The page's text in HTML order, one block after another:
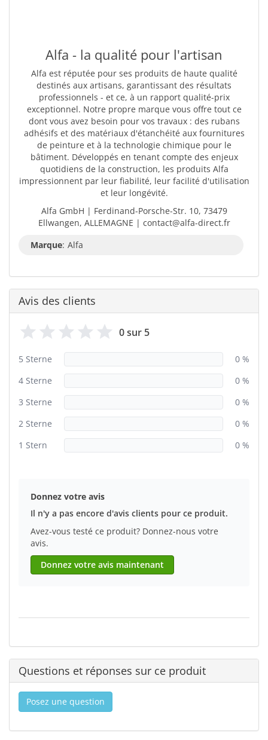
Alfa - la qualité pour l'artisan
Alfa est réputée pour ses produits de haute qualité
destinés aux artisans, garantissant des résultats
professionnels - et ce, à un rapport qualité-prix
exceptionnel. Notre propre marque vous offre tout ce
dont vous avez besoin pour vos travaux : des rubans
adhésifs et des matériaux d'étanchéité aux fournitures
de peinture et à la technologie chimique pour le
bâtiment. Développés en tenant compte des enjeux
quotidiens de la construction, les produits Alfa
impressionnent par leur fiabilité, leur facilité d'utilisation
et leur longévité.
Alfa GmbH | Ferdinand-Porsche-Str. 10, 73479
Ellwangen, ALLEMAGNE | contact@alfa-direct.fr
Marque: Alfa
Avis des clients
0 sur 5
5 Sterne
0 %
4 Sterne
0 %
3 Sterne
0 %
2 Sterne
0 %
1 Stern
0 %
Donnez votre avis
Il n'y a pas encore d'avis clients pour ce produit.
Avez-vous testé ce produit? Donnez-nous votre
avis.
Donnez votre avis maintenant
Questions et réponses sur ce produit
Posez une question